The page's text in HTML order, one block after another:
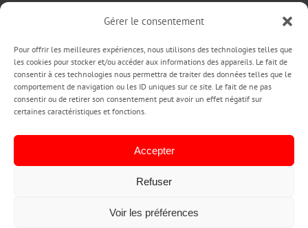
Gérer le consentement
Pour offrir les meilleures expériences, nous utilisons des technologies telles que
les cookies pour stocker et/ou accéder aux informations des appareils. Le fait de
consentir à ces technologies nous permettra de traiter des données telles que le
comportement de navigation ou les ID uniques sur ce site. Le fait de ne pas
consentir ou de retirer son consentement peut avoir un effet négatif sur
certaines caractéristiques et fonctions.
Accepter
Refuser
Voir les préférences
LOGO ET CHARTE GRAPHIQUE |A QUOI SERT UN LOGO |
STAND ET KIT SALON |ACTUALITÉS |
POLITIQUE DE CONFIDENTIALITE